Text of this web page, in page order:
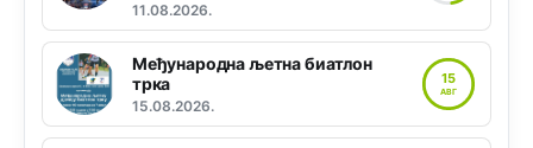
11.08.2026.
Међународна љетна биатлон
трка
15.08.2026.
15
АВГ